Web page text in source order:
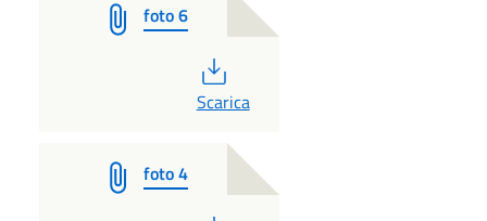
foto 6
PDF
Scarica
foto 4